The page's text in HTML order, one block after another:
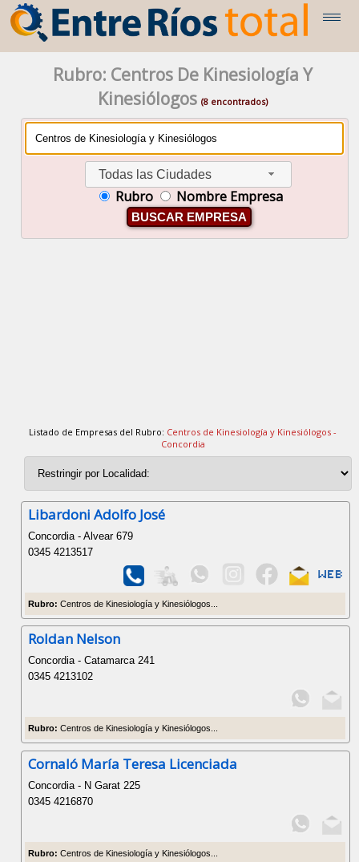
Rubro: Centros De Kinesiología Y
Kinesiólogos(8 encontrados)
Todas las Ciudades
Rubro Nombre Empresa
BUSCAR EMPRESA
Listado de Empresas del Rubro: Centros de Kinesiología y Kinesiólogos -
Concordia
Libardoni Adolfo José
Concordia - Alvear 679
0345 4213517
Rubro: Centros de Kinesiología y Kinesiólogos...
Roldan Nelson
Concordia - Catamarca 241
0345 4213102
Rubro: Centros de Kinesiología y Kinesiólogos...
Cornaló María Teresa Licenciada
Concordia - N Garat 225
0345 4216870
Rubro: Centros de Kinesiología y Kinesiólogos...